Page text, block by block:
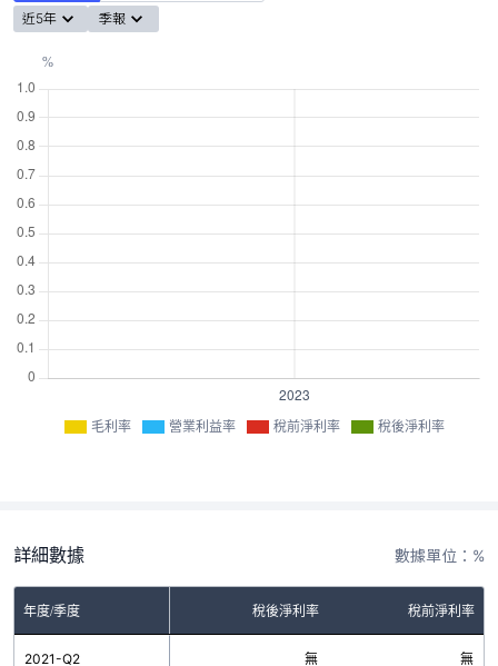
近5年 季報
毛利率 營業利益率 稅前淨利率 稅後淨利率
詳細數據 數據單位：%
年度/季度 稅後淨利率 稅前淨利率
2021-Q2 無 無